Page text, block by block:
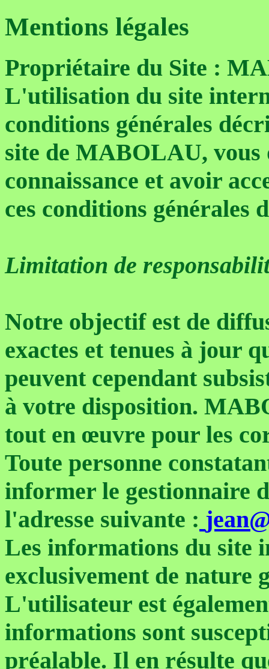
Mentions légales
Propriétaire du Site :
L'utilisation du site
conditions générales
site de MABOLAU,
connaissance et avoir
ces conditions générales
Limitation de
Notre objectif est de
exactes et tenues à jour
peuvent cependant
à votre disposition.
tout en œuvre pour les
Toute personne
informer le gestionnaire
l'adresse suivante :
Les informations du site
exclusivement de nature
L'utilisateur est
informations sont
préalable. Il en résulte